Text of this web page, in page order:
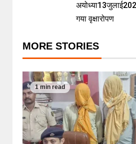
गया वृक्षारोपण
MORE STORIES
1 min read